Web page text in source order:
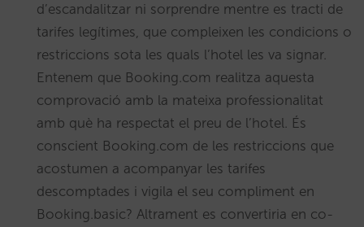
d’escandalitzar ni sorprendre mentre es tracti de
tarifes legítimes, que compleixen les condicions o
restriccions sota les quals l’hotel les va signar.
Entenem que Booking.com realitza aquesta
comprovació amb la mateixa professionalitat
amb què ha respectat el preu de l’hotel. És
conscient Booking.com de les restriccions que
acostumen a acompanyar les tarifes
descomptades i vigila el seu compliment en
Booking.basic? Altrament es convertiria en co-